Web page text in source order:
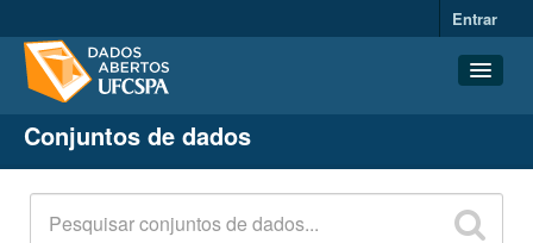
Entrar
Conjuntos de dados
Organizações
Grupos
Conjuntos de dados